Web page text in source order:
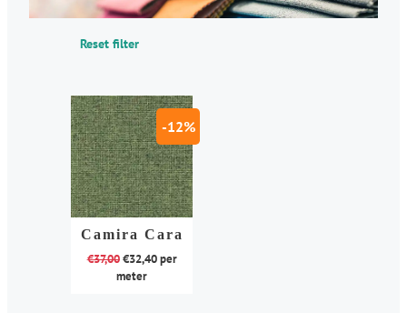
Reset filter
Camira Cara
-12%
€37,00€32,40per
meter